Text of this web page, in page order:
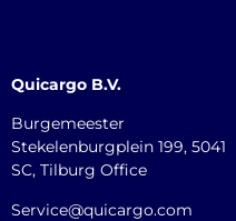
Quicargo B.V.
Burgemeester
Stekelenburgplein 199, 5041
SC, Tilburg Office
Service@quicargo.com